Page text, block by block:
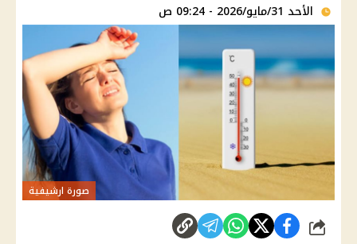
الأحد 31/مايو/2026 - 09:24 ص
صورة ارشيفية
شارك